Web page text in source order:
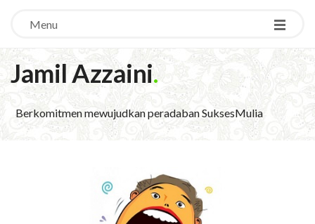
Menu
Jamil Azzaini.
Berkomitmen mewujudkan peradaban SuksesMulia